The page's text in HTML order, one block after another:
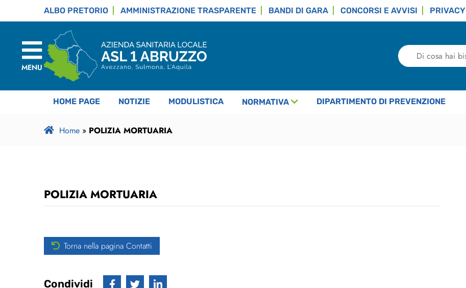
ALBO PRETORIO AMMINISTRAZIONE TRASPARENTE BANDI DI GARA CONCORSI E AVVISI PRIVACY
MENU
Di
cosa
bisogno?
HOME PAGE NOTIZIE MODULISTICA NORMATIVA DIPARTIMENTO DI PREVENZIONE
Home» POLIZIA MORTUARIA
POLIZIA MORTUARIA
Torna nella pagina Contatti
Condividi